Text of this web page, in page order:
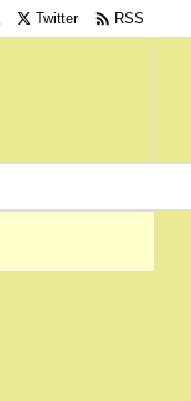
Twitter  RSS